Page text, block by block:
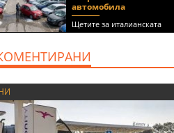
автомобила
Щетите за италианската
автокъща се оценяват на 5